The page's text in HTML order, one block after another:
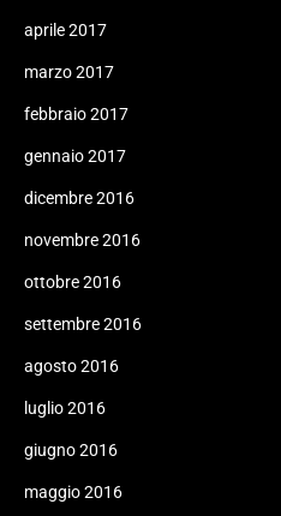
aprile 2017
marzo 2017
febbraio 2017
gennaio 2017
dicembre 2016
novembre 2016
ottobre 2016
settembre 2016
agosto 2016
luglio 2016
giugno 2016
maggio 2016